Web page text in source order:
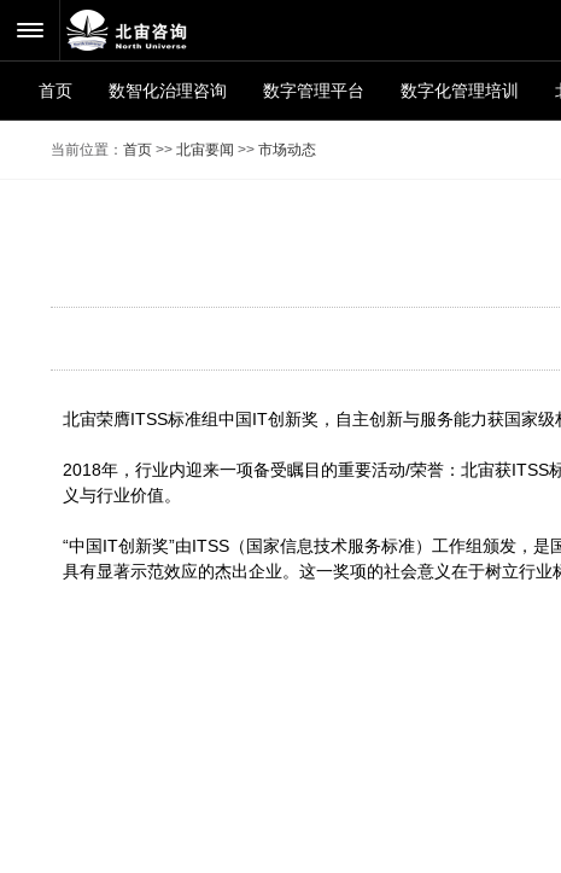
首页 数智化治理咨询 数字管理平台 数字化管理培训
当前位置： 首页 >> 北宙要闻 >> 市场动态
北宙荣膺ITSS标准组中国IT创新奖，自主创新与服务能力获国家级
2018年，行业内迎来一项备受瞩目的重要活动/荣誉：北宙获
义与行业价值。
“中国IT创新奖”由ITSS（国家信息技术服务标准）工作组颁发，
具有显著示范效应的杰出企业。这一奖项的社会意义在于树立行